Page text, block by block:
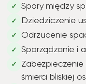
✓ Spory między
✓ Dziedziczenie
✓ Odrzucenie
✓ Sporządzanie i
✓
śmierci bliskiej